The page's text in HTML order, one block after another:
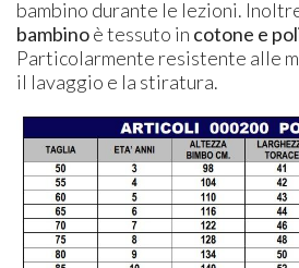
bambino durante le lezioni.
bambinoè tessuto in cotone e
Particolarmente resistente alle
il lavaggio e la stiratura.